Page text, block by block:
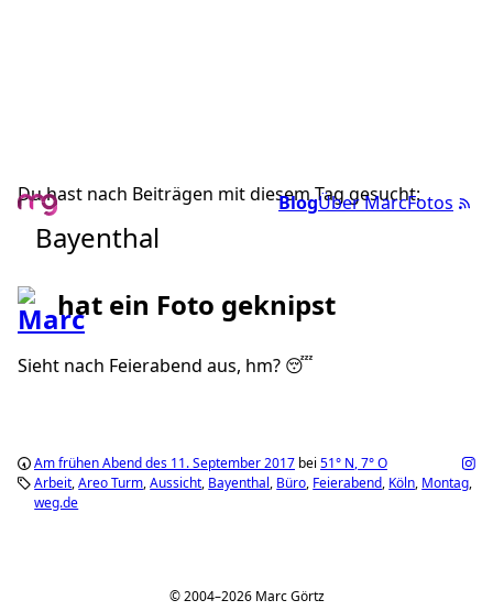
BlogÜber MarcFotos
Du hast nach Beiträgen mit diesem Tag gesucht:
Bayenthal
hat ein Foto geknipst
Sieht nach Feierabend aus, hm? 😴
Am frühen Abend des 11. September 2017 bei 51° N,7°O
Arbeit Areo Turm Aussicht Bayenthal Büro Feierabend Köln Montag
weg.de
© 2004–2026 Marc Görtz